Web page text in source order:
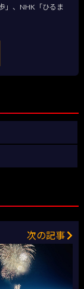
」、NHK「ひるま
次の記事